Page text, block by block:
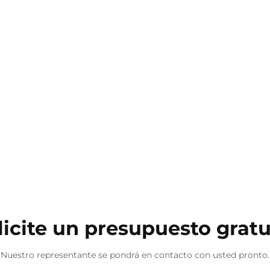
un presupuesto
Nuestro representante se pondrá en contacto con usted pronto.